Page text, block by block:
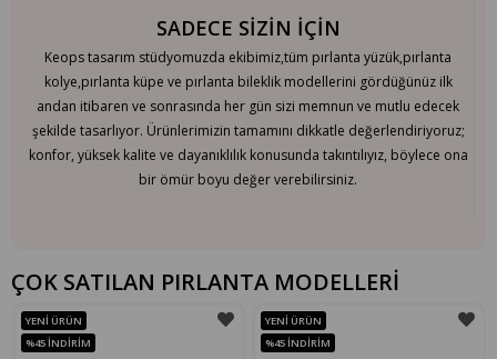
SADECE SİZİN İÇİN
Keops tasarım stüdyomuzda ekibimiz,tüm pırlanta yüzük,pırlanta
kolye,pırlanta küpe ve pırlanta bileklik modellerini gördüğünüz ilk
andan itibaren ve sonrasında her gün sizi memnun ve mutlu edecek
şekilde tasarlıyor. Ürünlerimizin tamamını dikkatle değerlendiriyoruz;
konfor, yüksek kalite ve dayanıklılık konusunda takıntılıyız, böylece ona
bir ömür boyu değer verebilirsiniz.
ÇOK SATILAN PIRLANTA MODELLERİ
YENI ÜRÜN
%45 İNDIRIM
YENI ÜRÜN
%45 İNDIRIM